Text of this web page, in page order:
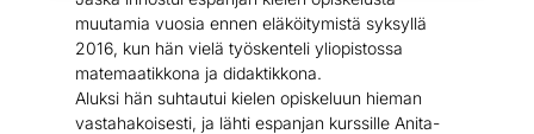
muutamia vuosia ennen eläköitymistä syksyllä
2016, kun hän vielä työskenteli yliopistossa
matemaatikkona ja didaktikkona.
Aluksi hän suhtautui kielen opiskeluun hieman
vastahakoisesti, ja lähti espanjan kurssille Anita-